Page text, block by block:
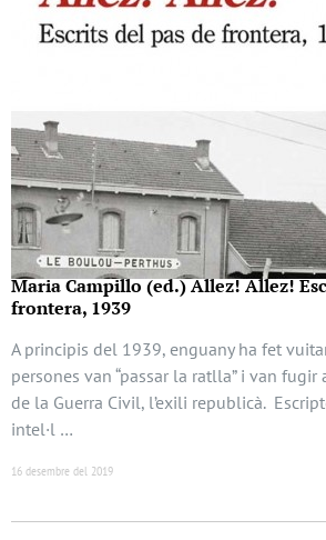
Maria Campillo (ed.) Allez! Allez!
frontera, 1939
A principis del 1939, enguany ha fet
persones van “passar la ratlla” i van fugir
de la Guerra Civil, l’exili republicà.
intel·l …
16 desembre del 2019